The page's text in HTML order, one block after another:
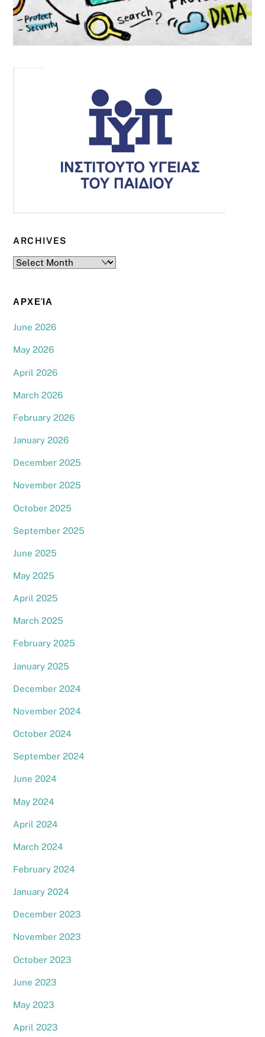
ARCHIVES
Archives
ΑΡΧΕΊΑ
June 2026
May 2026
April 2026
March 2026
February 2026
January 2026
December 2025
November 2025
October 2025
September 2025
June 2025
May 2025
April 2025
March 2025
February 2025
January 2025
December 2024
November 2024
October 2024
September 2024
June 2024
May 2024
April 2024
March 2024
February 2024
January 2024
December 2023
November 2023
October 2023
June 2023
May 2023
April 2023